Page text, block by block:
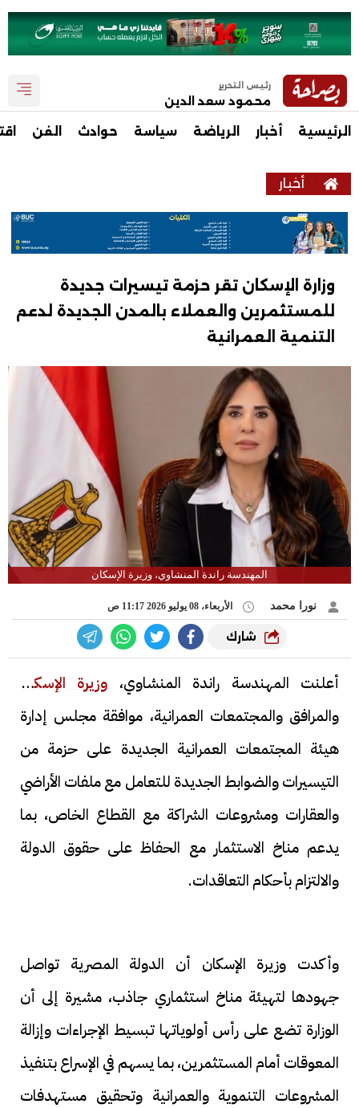
رئيس التحرير
محمود سعد الدين
الرئيسية أخبار الرياضة سياسة حوادث الفن
أخبار
وزارة الإسكان تقر حزمة تيسيرات جديدة
للمستثمرين والعملاء بالمدن الجديدة لدعم
التنمية العمرانية
المهندسة راندة المنشاوي، وزيرة الإسكان
نورا محمد الأربعاء، 08 يوليو 2026 11:17 ص
شارك
أعلنت المهندسة راندة المنشاوي، وزيرة الإسكان
والمرافق والمجتمعات العمرانية، موافقة مجلس إدارة
هيئة المجتمعات العمرانية الجديدة على حزمة من
التيسيرات والضوابط الجديدة للتعامل مع ملفات الأراضي
والعقارات ومشروعات الشراكة مع القطاع الخاص، بما
يدعم مناخ الاستثمار مع الحفاظ على حقوق الدولة
والالتزام بأحكام التعاقدات.
وأكدت وزيرة الإسكان أن الدولة المصرية تواصل
جهودها لتهيئة مناخ استثماري جاذب، مشيرة إلى أن
الوزارة تضع على رأس أولوياتها تبسيط الإجراءات وإزالة
المعوقات أمام المستثمرين، بما يسهم في الإسراع بتنفيذ
المشروعات التنموية والعمرانية وتحقيق مستهدفات